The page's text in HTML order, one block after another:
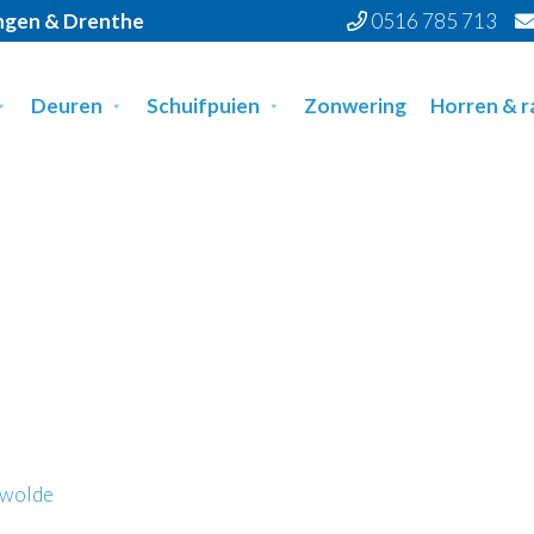
& Drenthe 0516 785 713
Deuren Schuifpuien Zonwering Horren &